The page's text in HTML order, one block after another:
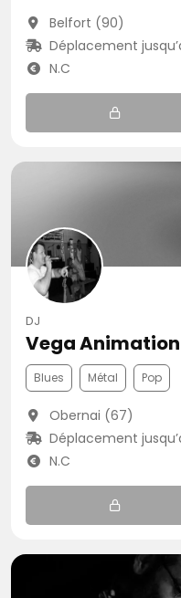
Belfort (90)
Déplacement
N.C
DJ
Vega Animation
Blues Métal Pop
Obernai (67)
Déplacement
N.C